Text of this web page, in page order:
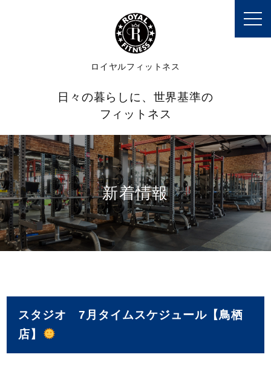
ロイヤルフィットネス
日々の暮らしに、世界基準の
フィットネス
新着情報
スタジオ 7月タイムスケジュール【鳥栖
店】